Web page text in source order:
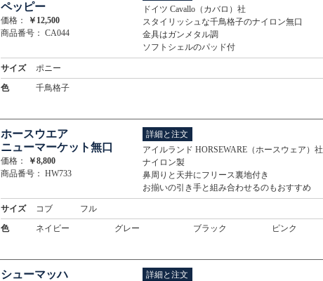
ペッピー
価格：
￥12,500
商品番号： CA044
ドイツ Cavallo（カバロ）社
スタイリッシュな千鳥格子のナイロン無口
金具はガンメタル調
ソフトシェルのパッド付
サイズ
ポニー
色
千鳥格子
ホースウエア
ニューマーケット無口
価格：
￥8,800
商品番号： HW733
詳細と注文
アイルランド HORSEWARE（ホースウェア）社
ナイロン製
鼻周りと天井にフリース裏地付き
お揃いの引き手と組み合わせるのもおすすめ
サイズ コブ
フル
色
ネイビー グレー ブラック ピンク
シューマッハ
詳細と注文